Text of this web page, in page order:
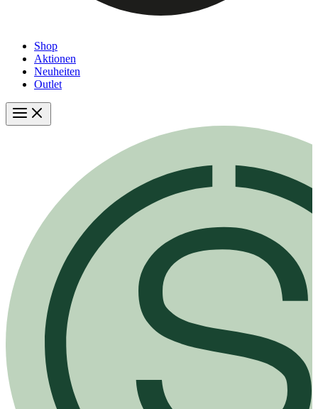
Shop
Aktionen
Neuheiten
Outlet